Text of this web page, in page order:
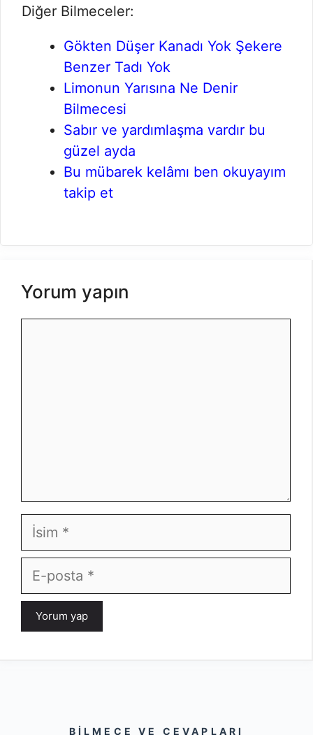
Diğer Bilmeceler:
Gökten Düşer Kanadı Yok Şekere
Benzer Tadı Yok
Limonun Yarısına Ne Denir
Bilmecesi
Sabır ve yardımlaşma vardır bu
güzel ayda
Bu mübarek kelâmı ben okuyayım
takip et
Yorum yapın
İsim
E-
posta
BILMECE VE CEVAPLARI